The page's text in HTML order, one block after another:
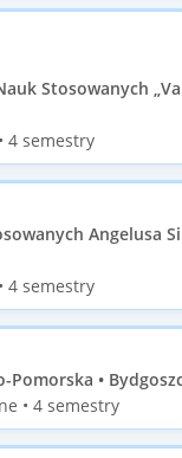
Stosowanych
4 semestry
Angelusa
4 semestry
Pomorska •
• 4 semestry